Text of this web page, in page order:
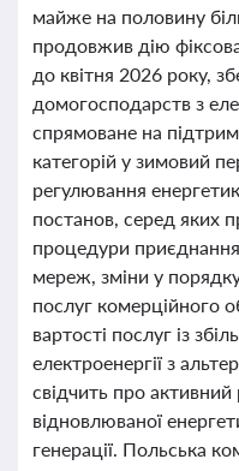
майже на половину
продовжив дію
до квітня 2026 року,
домогосподарств з
спрямоване на
категорій у зимовий
регулювання
постанов, серед яких
процедури
мереж, зміни у
послуг комерційного
вартості послуг із
електроенергії з
свідчить про
відновлюваної
генерації. Польська